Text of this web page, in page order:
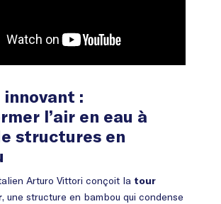
innovant :
l’air en eau à
structures en
Arturo Vittori conçoit la tour
, une structure en bambou qui condense